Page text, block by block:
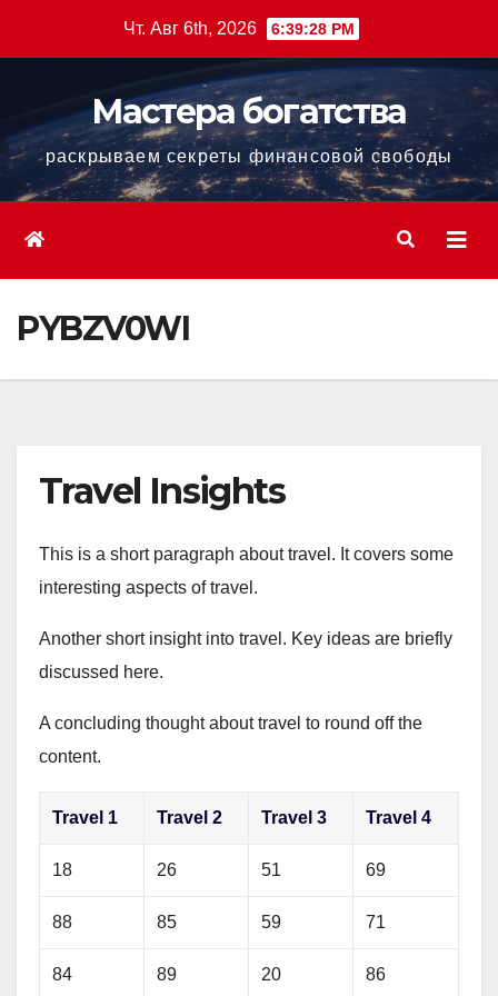
Чт. Авг 6th, 2026 6:39:30 PM
Мастера богатства
раскрываем секреты финансовой свободы
PYBZV0WI
Travel Insights
This is a short paragraph about travel. It covers some
interesting aspects of travel.
Another short insight into travel. Key ideas are briefly
discussed here.
A concluding thought about travel to round off the
content.
Travel 1 Travel 2 Travel 3 Travel 4
18 26 51 69
88 85 59 71
84 89 20 86